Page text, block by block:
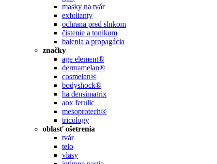
masky na tvár
exfolianty
ochrana pred slnkom
čistenie a tonikum
balenia a propagácia
značky
age element®
dermamelan®
cosmelan®
bodyshock®
ha densimatrix
aox ferulic
mesoprotech®
tricology
oblasť ošetrenia
tvár
telo
vlasy